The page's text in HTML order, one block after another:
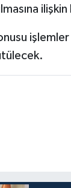
ilişkin
işlemler